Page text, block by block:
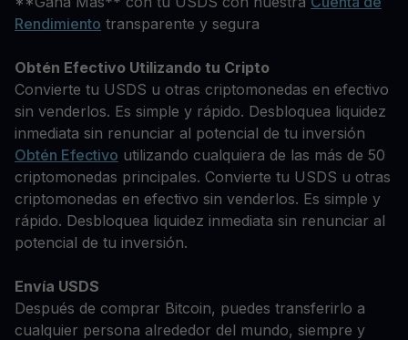
Rendimiento transparente y segura
Obtén Efectivo Utilizando tu Cripto
Convierte tu USDS u otras criptomonedas en efectivo
sin venderlos. Es simple y rápido. Desbloquea liquidez
inmediata sin renunciar al potencial de tu inversión
Obtén Efectivo utilizando cualquiera de las más de 50
criptomonedas principales. Convierte tu USDS u otras
criptomonedas en efectivo sin venderlos. Es simple y
rápido. Desbloquea liquidez inmediata sin renunciar al
potencial de tu inversión.
Envía USDS
Después de comprar Bitcoin, puedes transferirlo a
cualquier persona alrededor del mundo, siempre y